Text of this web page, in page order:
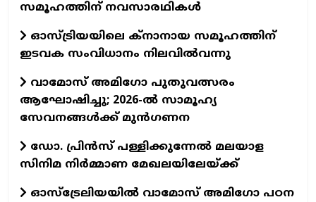
സമൂഹത്തിന് നവസാരഥികള്‍
ഓസ്ട്രിയയിലെ ക്‌നാനായ സമൂഹത്തിന്
ഇടവക സംവിധാനം നിലവില്‍വന്നു
വാമോസ് അമിഗോ പുതുവത്സരം
ആഘോഷിച്ചു; 2026-ൽ സാമൂഹ്യ
സേവനങ്ങൾക്ക് മുൻഗണന
ഡോ. പ്രിന്‍സ് പള്ളിക്കുന്നേല്‍ മലയാള
സിനിമ നിര്‍മ്മാണ മേഖലയിലേയ്ക്ക്
ഓസ്‌ട്രേലിയയില്‍ വാമോസ് അമിഗോ പഠന